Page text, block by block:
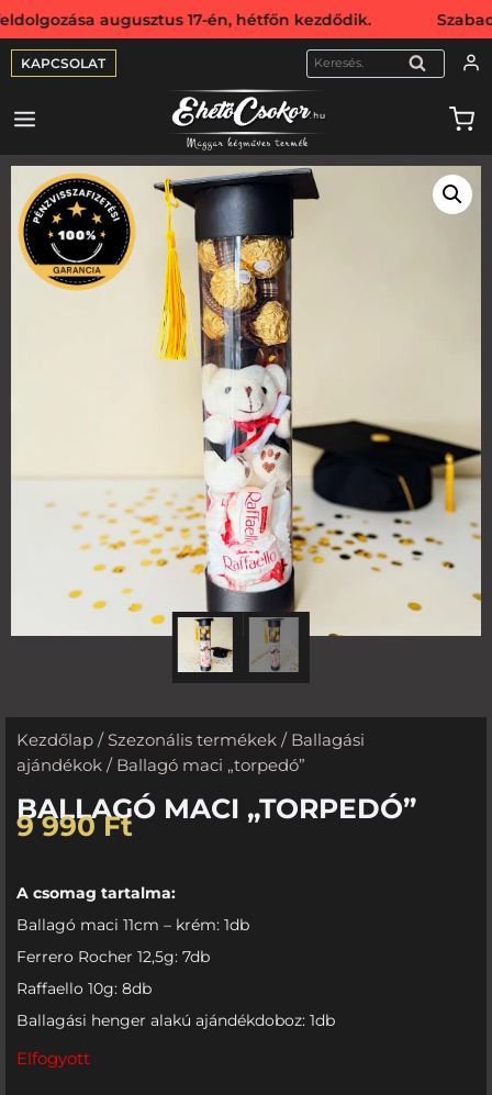
17-én, hétfőn kezdődik. Szabadság
KAPCSOLAT KERESÉS
Kezdőlap / Szezonális termékek / Ballagási
ajándékok / Ballagó maci „torpedó”
BALLAGÓ MACI „TORPEDÓ”
9 990Ft
A csomag tartalma:
Ballagó maci 11cm – krém: 1db
Ferrero Rocher 12,5g: 7db
Raffaello 10g: 8db
Ballagási henger alakú ajándékdoboz: 1db
Elfogyott